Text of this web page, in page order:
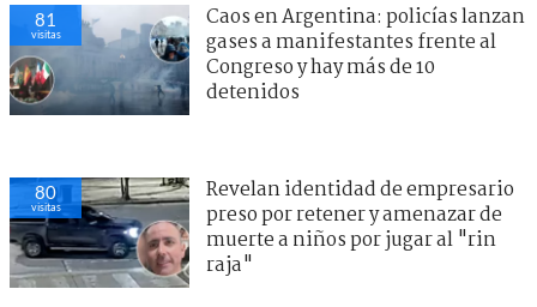
81
visitas
Caos en Argentina: policías lanzan
gases a manifestantes frente al
Congreso y hay más de 10
detenidos
80
visitas
Revelan identidad de empresario
preso por retener y amenazar de
muerte a niños por jugar al "rin
raja"